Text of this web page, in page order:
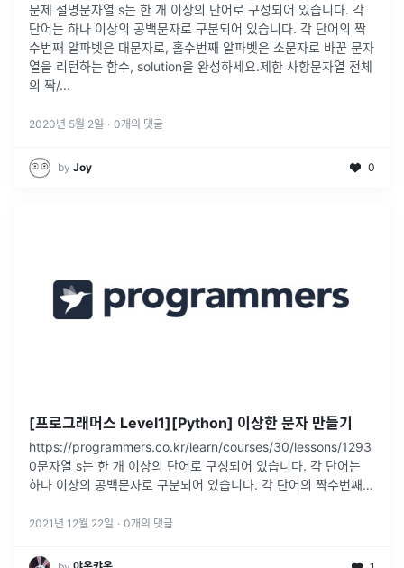
문제 설명문자열 s는 한 개 이상의 단어로 구성되어 있습니다. 각
단어는 하나 이상의 공백문자로 구분되어 있습니다. 각 단어의 짝
수번째 알파벳은 대문자로, 홀수번째 알파벳은 소문자로 바꾼 문자
열을 리턴하는 함수, solution을 완성하세요.제한 사항문자열 전체
의 짝/...
2020년 5월 2일 · 0개의 댓글
by Joy 0
[프로그래머스 Level1][Python] 이상한 문자 만들기
https://programmers.co.kr/learn/courses/30/lessons/1293
0문자열 s는 한 개 이상의 단어로 구성되어 있습니다. 각 단어는
하나 이상의 공백문자로 구분되어 있습니다. 각 단어의 짝수번째
2021년 12월 22일 · 0개의 댓글